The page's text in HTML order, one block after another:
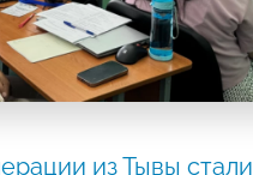
из Тывы стали